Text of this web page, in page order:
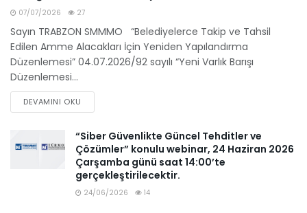
07/07/2026 27
Sayın TRABZON SMMMO “Belediyelerce Takip ve Tahsil
Edilen Amme Alacakları İçin Yeniden Yapılandırma
Düzenlemesi” 04.07.2026/92 sayılı “Yeni Varlık Barışı
Düzenlemesi...
DEVAMINI OKU
“Siber Güvenlikte Güncel Tehditler ve
Çözümler” konulu webinar, 24 Haziran 2026
Çarşamba günü saat 14:00’te
gerçekleştirilecektir.
24/06/2026 14